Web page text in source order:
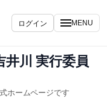
ログイン MENU
川 実行委員
ホームページです